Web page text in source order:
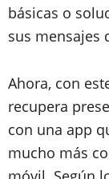
básicas o
sus mensajes
Ahora, con
recupera
con una app
mucho más